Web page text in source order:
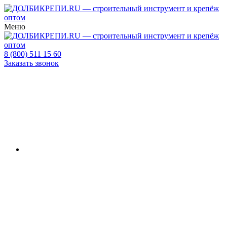
Меню
8 (800) 511 15 60
Заказать звонок